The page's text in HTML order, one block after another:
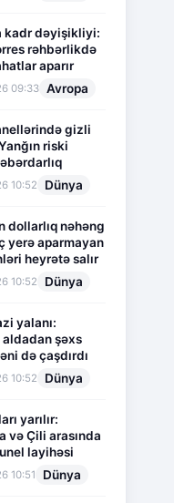
kadr dəyişikliyi:
rəhbərlikdə
aparır
09:33 Avropa
gizli
riski
10:52 Dünya
dollarlıq nəhəng
yerə aparmayan
heyrətə salır
10:52 Dünya
yalanı:
şəxs
də çaşdırdı
10:52 Dünya
yarılır:
və Çili arasında
layihəsi
10:51 Dünya